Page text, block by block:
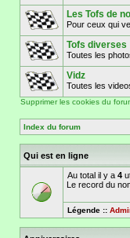
Les Tofs de
Pour ceux qui
Tofs diverses
Toutes les
Vidz
Toutes les
Supprimer les cookies du
Index du forum
Qui est en ligne
Au total il y a 4
Le record du
Légende ::